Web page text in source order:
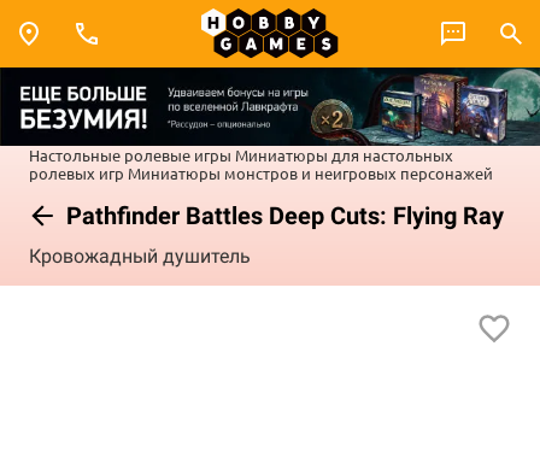
Настольные ролевые игры Миниатюры для настольных
ролевых игр Миниатюры монстров и неигровых персонажей
Pathfinder Battles Deep Cuts: Flying Ray
Кровожадный душитель